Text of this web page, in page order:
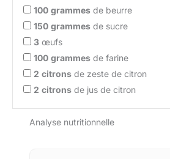
100 grammes de beurre
150 grammes de sucre
3 œufs
100 grammes de farine
2 citrons de zeste de citron
2 citrons de jus de citron
Analyse nutritionnelle